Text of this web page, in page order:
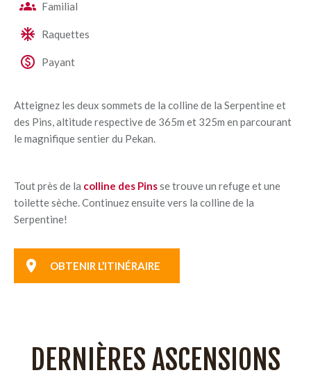
Familial
Raquettes
Payant
Atteignez les deux sommets de la colline de la Serpentine et
des Pins, altitude respective de 365m et 325m en parcourant
le magnifique sentier du Pekan.
Tout près de la colline des Pinsse trouve un refuge et une
toilette sèche. Continuez ensuite vers la colline de la
Serpentine!
OBTENIR L’ITINÉRAIRE
DERNIÈRES ASCENSIONS